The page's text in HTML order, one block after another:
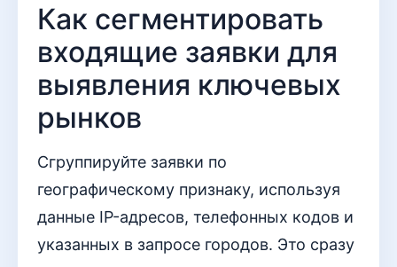
Как сегментировать
входящие заявки для
выявления ключевых
рынков
Сгруппируйте заявки по
географическому признаку, используя
данные IP-адресов, телефонных кодов и
указанных в запросе городов. Это сразу